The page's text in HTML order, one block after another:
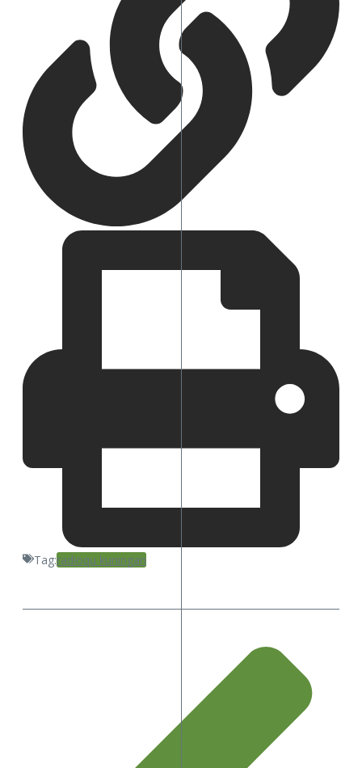
Tag:radioqu kuningan